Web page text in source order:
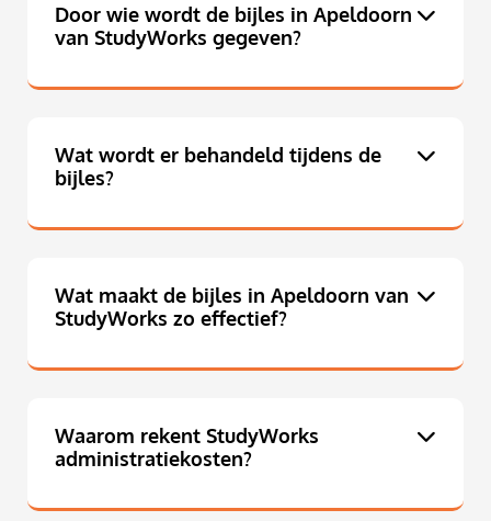
Door wie wordt de bijles in Apeldoorn
van StudyWorks gegeven?
Wat wordt er behandeld tijdens de
bijles?
Wat maakt de bijles in Apeldoorn van
StudyWorks zo effectief?
Waarom rekent StudyWorks
administratiekosten?